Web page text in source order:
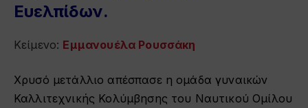
Ευελπίδων.
Κείμενο: Εμμανουέλα Ρουσσάκη
Χρυσό μετάλλιο απέσπασε η ομάδα γυναικών
Καλλιτεχνικής Κολύμβησης του Ναυτικού Ομίλου